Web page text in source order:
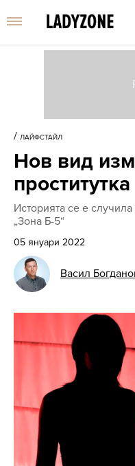
/ ЛАЙФСТАЙЛ
Нов вид
проститутка
Историята се е
„Зона Б-5“
05 януари 2022
Васил